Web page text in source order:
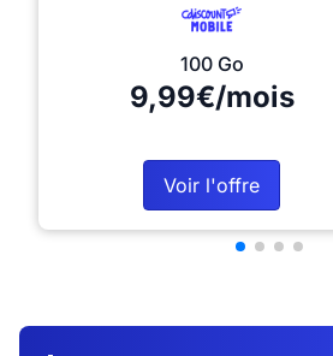
100 Go
9,99€/mois
Voir l'offre